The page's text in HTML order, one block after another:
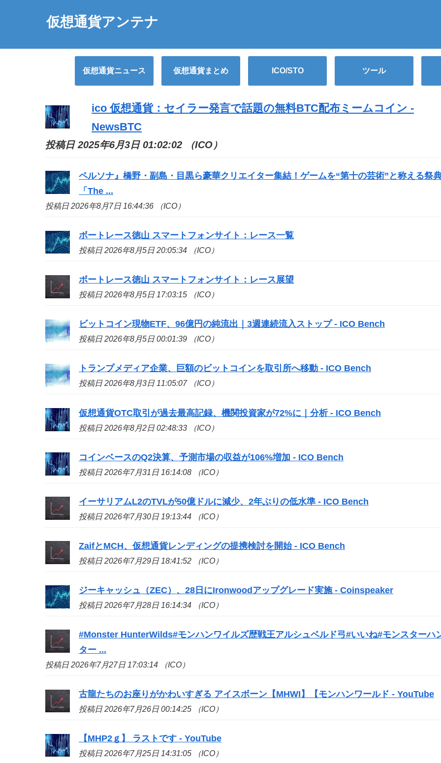
仮想通貨アンテナ
仮想通貨ニュース 仮想通貨まとめ ICO/STO ツール
ico 仮想通貨：セイラー発言で話題の無料BTC配布ミームコイン -
NewsBTC
投稿日 2025年6月3日 01:02:02 （ICO）
ペルソナ』橋野・副島・目黒ら豪華クリエイター集結！ゲームを“第十の芸術”と称える祭
「The ...
投稿日 2026年8月7日 16:44:36 （ICO）
ボートレース徳山 スマートフォンサイト：レース一覧
投稿日 2026年8月5日 20:05:34 （ICO）
ボートレース徳山 スマートフォンサイト：レース展望
投稿日 2026年8月5日 17:03:15 （ICO）
ビットコイン現物ETF、96億円の純流出｜3週連続流入ストップ - ICO Bench
投稿日 2026年8月5日 00:01:39 （ICO）
トランプメディア企業、巨額のビットコインを取引所へ移動 - ICO Bench
投稿日 2026年8月3日 11:05:07 （ICO）
仮想通貨OTC取引が過去最高記録、機関投資家が72%に｜分析 - ICO Bench
投稿日 2026年8月2日 02:48:33 （ICO）
コインベースのQ2決算、予測市場の収益が106%増加 - ICO Bench
投稿日 2026年7月31日 16:14:08 （ICO）
イーサリアムL2のTVLが50億ドルに減少、2年ぶりの低水準 - ICO Bench
投稿日 2026年7月30日 19:13:44 （ICO）
ZaifとMCH、仮想通貨レンディングの提携検討を開始 - ICO Bench
投稿日 2026年7月29日 18:41:52 （ICO）
ジーキャッシュ（ZEC）、28日にIronwoodアップグレード実施 - Coinspeaker
投稿日 2026年7月28日 16:14:34 （ICO）
#Monster HunterWilds#モンハンワイルズ歴戦王アルシュベルド弓#いいね#モンスターハ
ター ...
投稿日 2026年7月27日 17:03:14 （ICO）
古龍たちのお座りがかわいすぎる アイスボーン【MHWI】【モンハンワールド - YouTube
投稿日 2026年7月26日 00:14:25 （ICO）
【MHP2ｇ】 ラストです - YouTube
投稿日 2026年7月25日 14:31:05 （ICO）